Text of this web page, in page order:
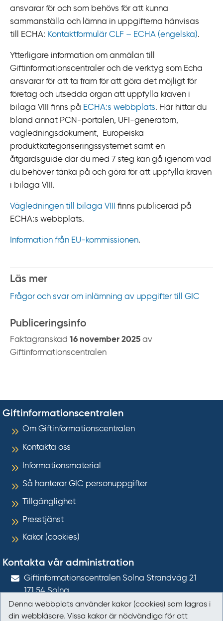
Denna webbplats använder kakor (cookies) som lagras i
din webbläsare. Vissa kakor är nödvändiga för att
ansvarar för och som behövs för att kunna
sammanställa och lämna in uppgifterna hänvisas
till ECHA: Kontaktformulär CLF – ECHA (engelska).
Ytterligare information om anmälan till
Giftinformationscentraler och de verktyg som Echa
ansvarar för att ta fram för att göra det möjligt för
företag och utsedda organ att uppfylla kraven i
bilaga VIII finns på ECHA:s webbplats. Här hittar du
bland annat PCN‍-‍portalen, UFI‍-‍generatorn,
vägledningsdokument, Europeiska
produktkategoriseringssystemet samt en
åtgärdsguide där du med 7 steg kan gå igenom vad
du behöver tänka på och göra för att uppfylla kraven
i bilaga VIII.
Vägledningen till bilaga VIII
finns publicerad på
ECHA:s webbplats.
Information från EU-‍kommissionen.
Läs mer
Frågor och svar om inlämning av uppgifter till GIC
Publiceringsinfo
Faktagranskad 16 november 2025 av
Giftinformationscentralen
Giftinformationscentralen
Om Giftinformationscentralen
Kontakta oss
Informationsmaterial
Så hanterar GIC personuppgifter
Tillgänglighet
Presstjänst
Kakor (cookies)
Kontakta vår administration
Gift­informations­centralen Solna Strandväg 21
171 54 Solna
giftinformation@gic.se